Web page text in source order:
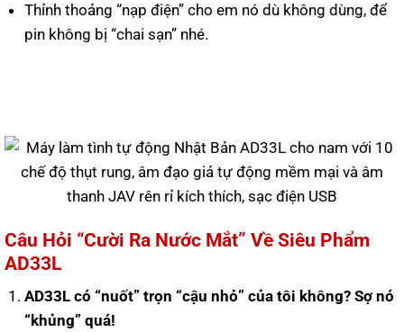
Thỉnh thoảng “nạp điện” cho em nó dù không dùng, để
pin không bị “chai sạn” nhé.
Câu Hỏi “Cười Ra Nước Mắt” Về Siêu Phẩm
AD33L
AD33L có “nuốt” trọn “cậu nhỏ” của tôi không? Sợ nó
“khủng” quá!